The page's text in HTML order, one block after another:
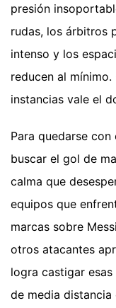
presión
rudas, los árbitros
intenso y los
reducen al
instancias vale el
Para quedarse
buscar el gol de
calma que
equipos que
marcas sobre
otros atacantes
logra castigar
de media